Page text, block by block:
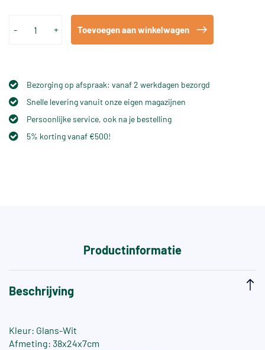
- + Toevoegen aan winkelwagen
Bezorging op afspraak: vanaf 2 werkdagen bezorgd
Snelle levering vanuit onze eigen magazijnen
Persoonlijke service, ook na je bestelling
5% korting vanaf €500!
Productinformatie
Beschrijving
Kleur: Glans-Wit
Afmeting: 38x24x7cm